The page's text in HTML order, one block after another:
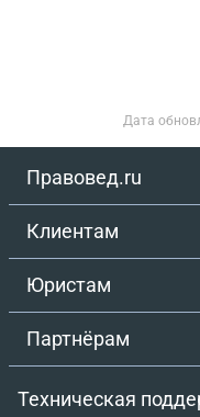
Дата
Правовед.ru
Клиентам
Юристам
Партнёрам
Техническая